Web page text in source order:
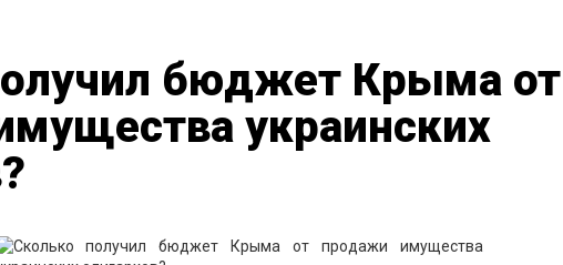
бюджет Крыма от
украинских